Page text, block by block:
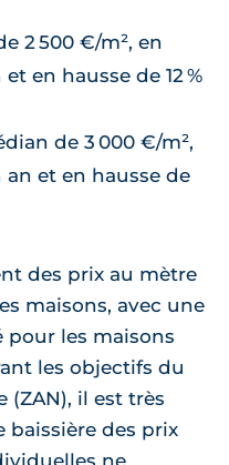
2 500 €/m², en
en hausse de 12 %
de 3 000 €/m²,
an et en hausse de
des prix au mètre
maisons, avec une
pour les maisons
les objectifs du
(ZAN), il est très
baissière des prix